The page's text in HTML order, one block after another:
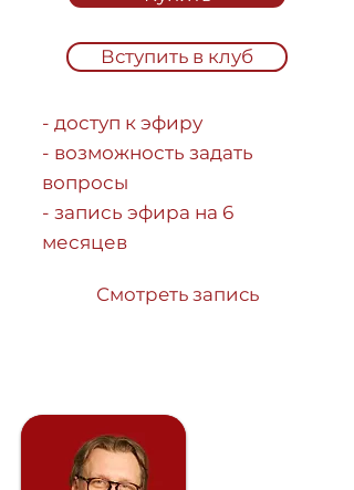
Вступить в клуб
- доступ к эфиру
- возможность задать
вопросы
- запись эфира на 6
месяцев
Смотреть запись